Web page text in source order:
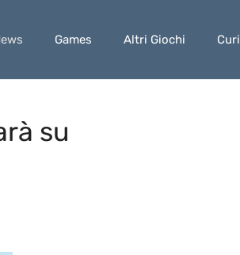
Games Altri Giochi
su